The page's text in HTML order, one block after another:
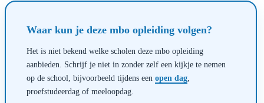
Waar kun je deze mbo opleiding volgen?
Het is niet bekend welke scholen deze mbo opleiding
aanbieden. Schrijf je niet in zonder zelf een kijkje te nemen
op de school, bijvoorbeeld tijdens een open dag
proefstudeerdag of meeloopdag.